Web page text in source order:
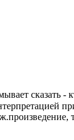
сказать -